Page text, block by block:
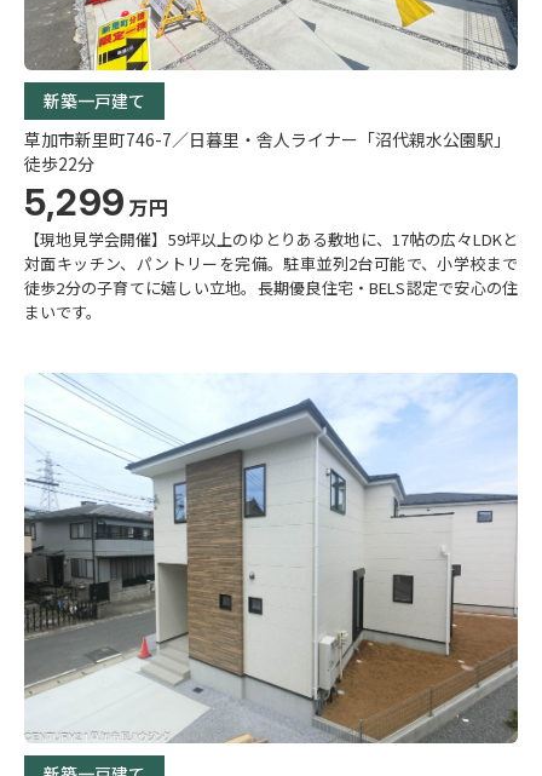
新築一戸建て
草加市新里町746-7／日暮里・舎人ライナー「沼代親水公園駅」
徒歩22分
5,299 万円
【現地見学会開催】59坪以上のゆとりある敷地に、17帖の広々LDKと
対面キッチン、パントリーを完備。駐車並列2台可能で、小学校まで
徒歩2分の子育てに嬉しい立地。長期優良住宅・BELS認定で安心の住
まいです。